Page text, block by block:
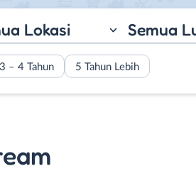
Lokasi Semua
3 – 4 Tahun 5 Tahun Lebih